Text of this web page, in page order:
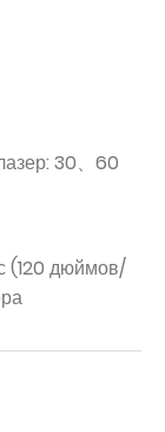
30、60
(120 дюймов/